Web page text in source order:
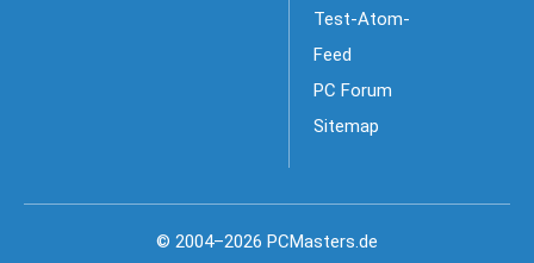
Test-Atom-
Feed
PC Forum
Sitemap
© 2004–2026 PCMasters.de